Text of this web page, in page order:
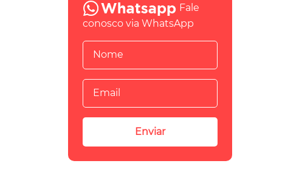
Fale
conosco via WhatsApp